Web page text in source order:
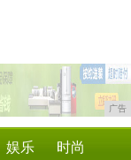
广告
娱乐 时尚